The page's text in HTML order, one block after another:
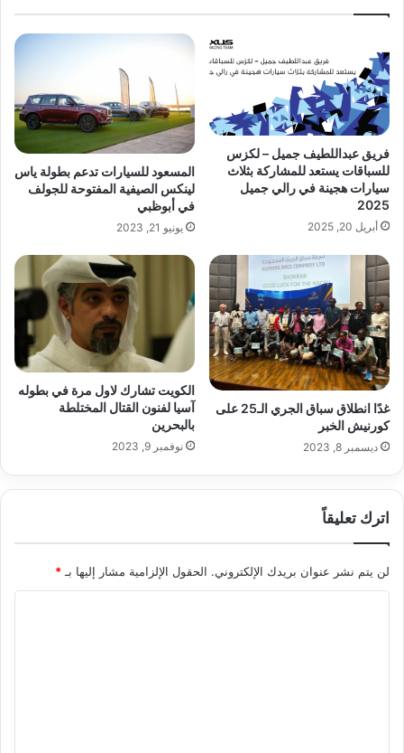
فريق عبداللطيف جميل – لكزس
للسباقات يستعد للمشاركة بثلاث
سيارات هجينة في رالي جميل
2025
أبريل 20, 2025
المسعود للسيارات تدعم بطولة ياس
لينكس الصيفية المفتوحة للجولف
في أبوظبي
يونيو 21, 2023
غدًا انطلاق سباق الجري الـ25 على
كورنيش الخبر
ديسمبر 8, 2023
الكويت تشارك لاول مرة في بطوله
آسيا لفنون القتال المختلطة
بالبحرين
نوفمبر 9, 2023
اترك تعليقاً
لن يتم نشر عنوان بريدك الإلكتروني. الحقول الإلزامية مشار إليها بـ *